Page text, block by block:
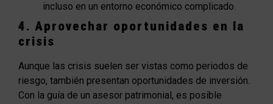
incluso en un entorno económico complicado.
4. Aprovechar oportunidades en la
crisis
Aunque las crisis suelen ser vistas como periodos de
riesgo, también presentan oportunidades de inversión.
Con la guía de un asesor patrimonial, es posible